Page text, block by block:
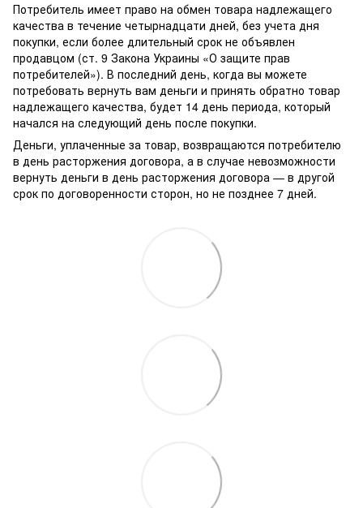
Потребитель имеет право на обмен товара надлежащего
качества в течение четырнадцати дней, без учета дня
покупки, если более длительный срок не объявлен
продавцом (ст. 9 Закона Украины «О защите прав
потребителей»). В последний день, когда вы можете
потребовать вернуть вам деньги и принять обратно товар
надлежащего качества, будет 14 день периода, который
начался на следующий день после покупки.
Деньги, уплаченные за товар, возвращаются потребителю
в день расторжения договора, а в случае невозможности
вернуть деньги в день расторжения договора — в другой
срок по договоренности сторон, но не позднее 7 дней.